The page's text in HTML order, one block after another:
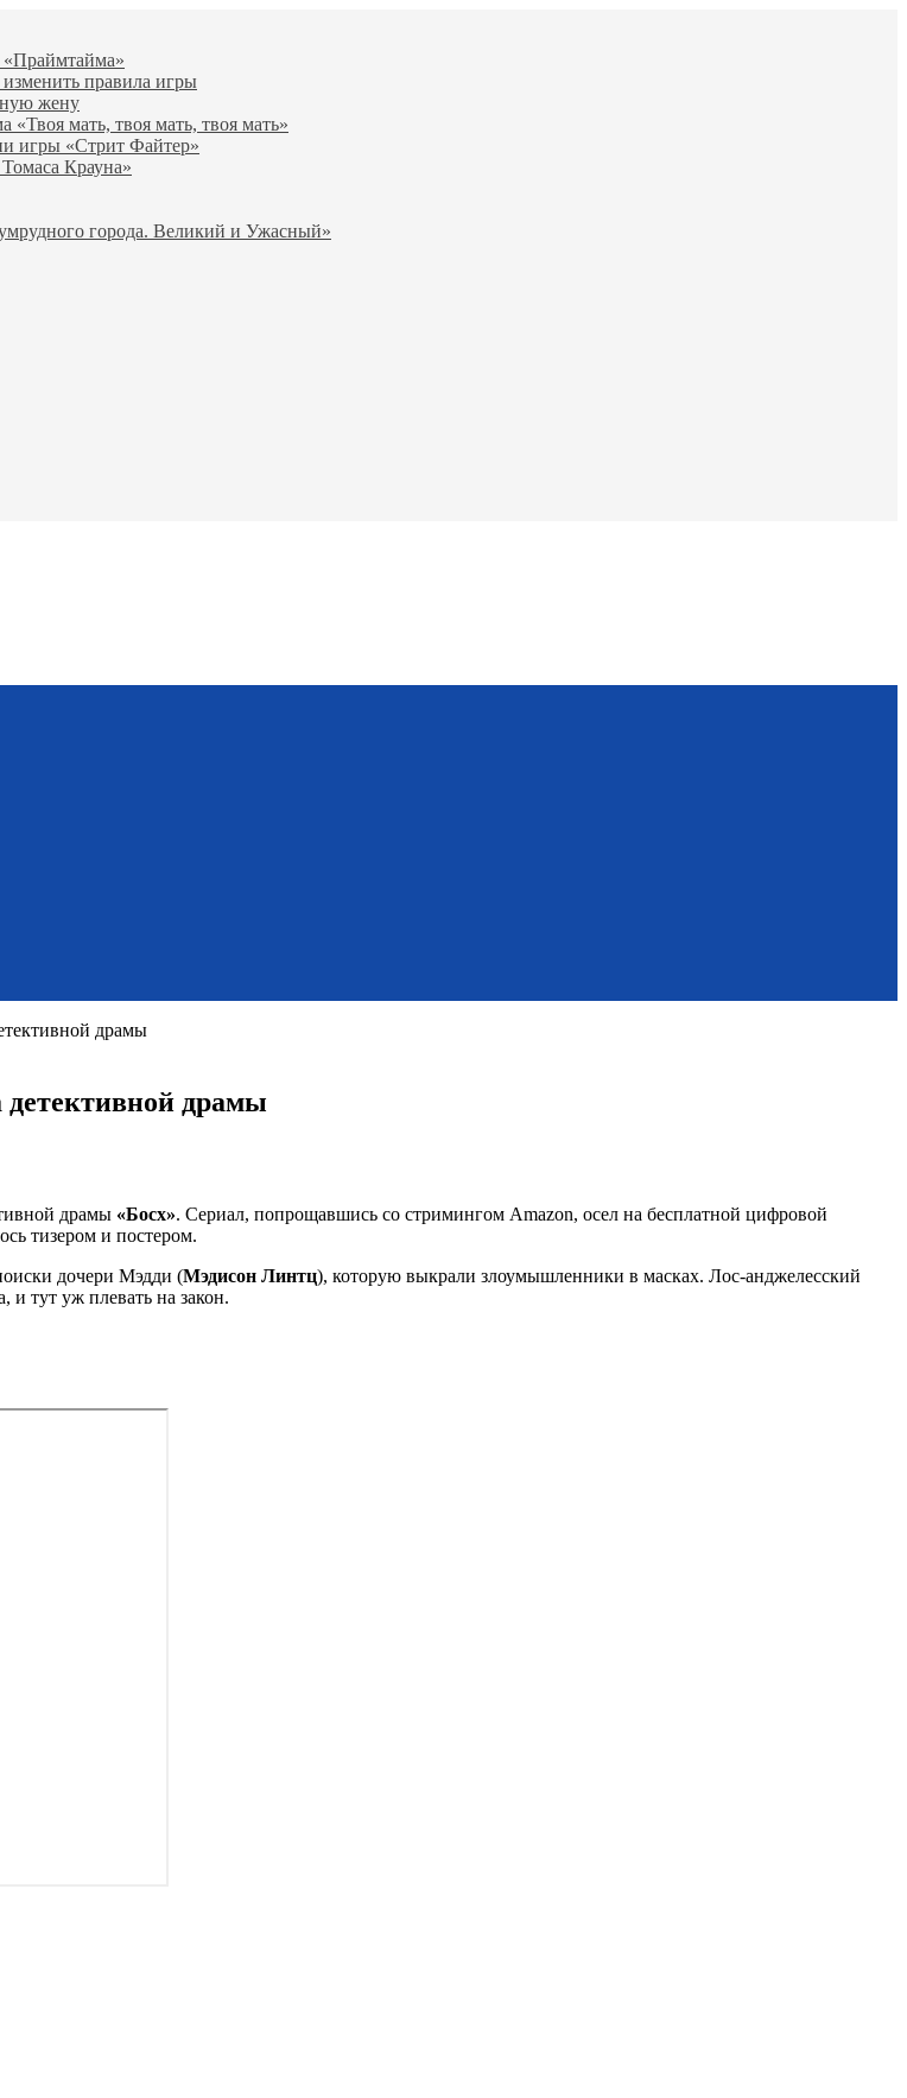
«Праймтайма»
правила игры
жену
мать, твоя мать, твоя мать»
игры «Стрит Файтер»
Крауна»
города. Великий и Ужасный»
драмы
детективной драмы
драмы «Босх». Сериал, попрощавшись со стримингом Amazon, осел на бесплатной цифровой
тизером и постером.
дочери Mэдди (Mэдиcoн Линтц), которую выкрали злоумышленники в масках. Лос-анджелесский
и тут уж плевать на закон.